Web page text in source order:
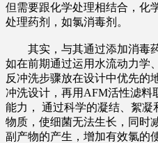
但需要跟化学处理相结合，化
处理药剂，如氯消毒剂。
其实，与其通过添加消毒药
如在前期通过运用水流动力学
反冲洗步骤放在设计中优先的
冲洗设计，再用AFM活性滤料
能力， 通过科学的凝结、絮
物质，使细菌无法生长，同时
副产物的产生，增加有效氯的